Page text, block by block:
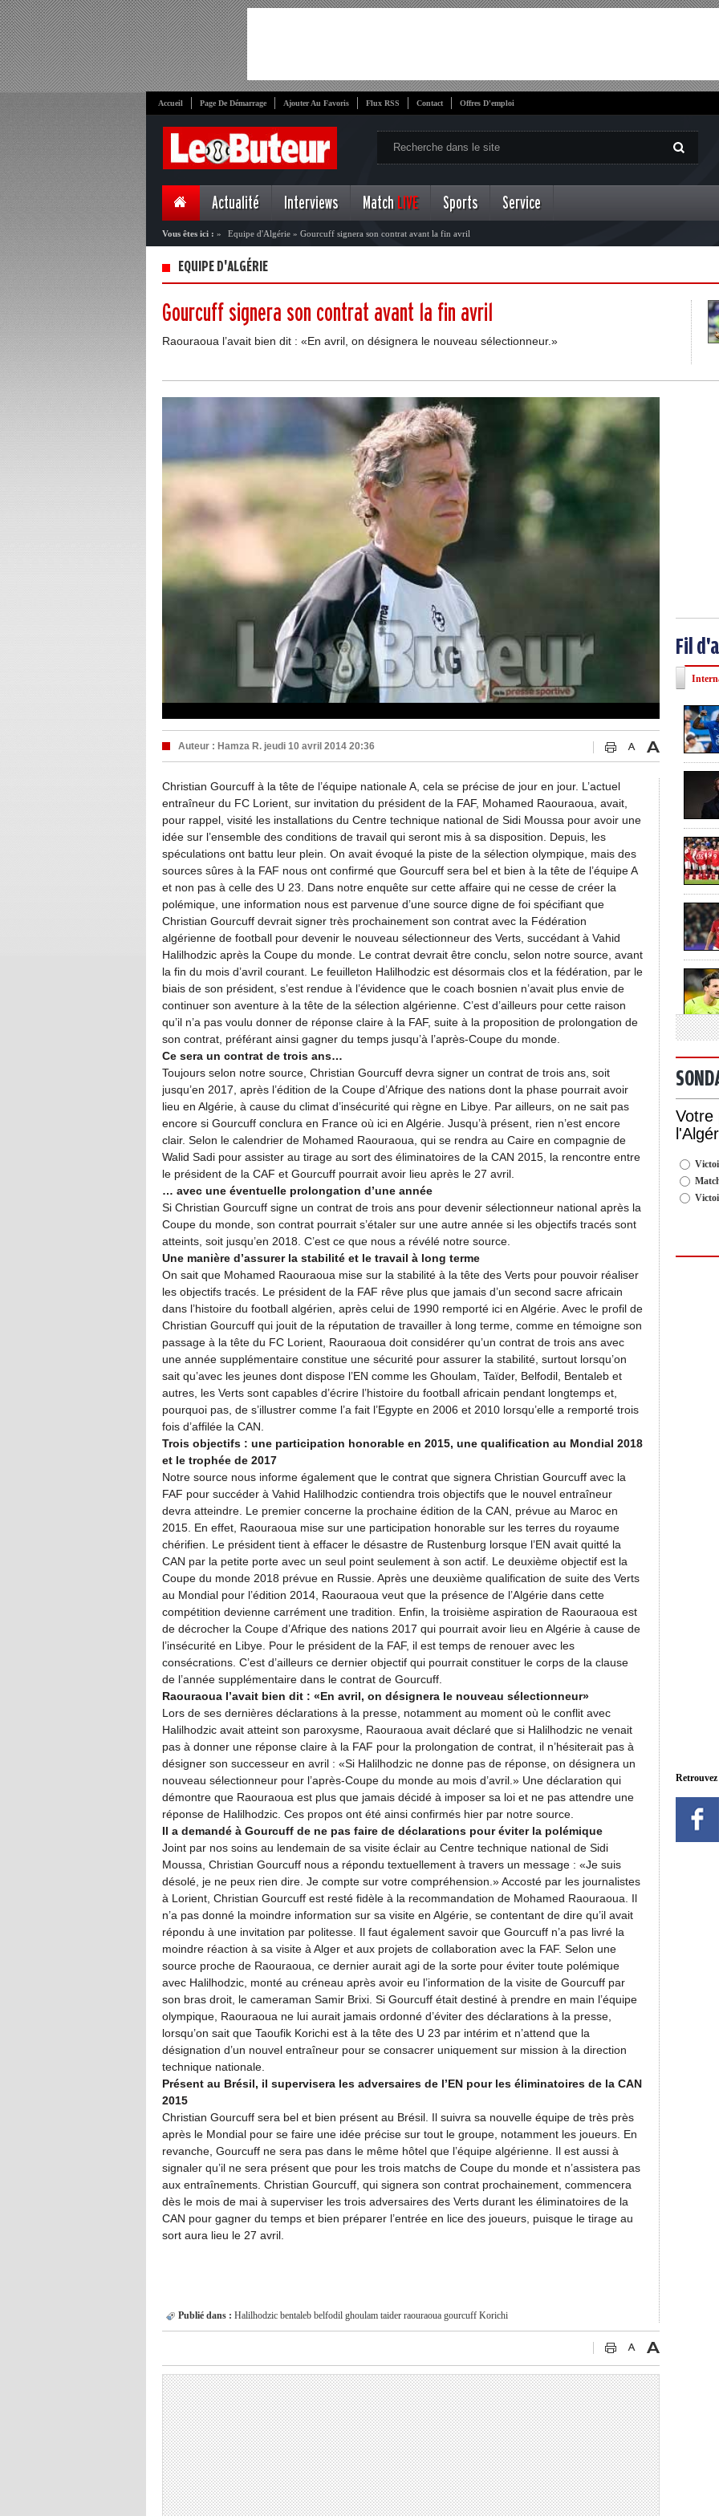
Accueil Page De Démarrage Ajouter Au Favoris Flux RSS Contact Offres D'emploi
Actualité Interviews Match LIVE Sports Service
Vous êtes ici : » Equipe d'Algérie » Gourcuff signera son contrat avant la fin avril
EQUIPE D'ALGÉRIE
Gourcuff signera son contrat avant la fin avril
Raouraoua l’avait bien dit : «En avril, on désignera le nouveau sélectionneur.»
Auteur : Hamza R. jeudi 10 avril 2014 20:36
Christian Gourcuff à la tête de l’équipe nationale A, cela se précise de jour en jour. L’actuel
entraîneur du FC Lorient, sur invitation du président de la FAF, Mohamed Raouraoua, avait,
pour rappel, visité les installations du Centre technique national de Sidi Moussa pour avoir une
idée sur l’ensemble des conditions de travail qui seront mis à sa disposition. Depuis, les
spéculations ont battu leur plein. On avait évoqué la piste de la sélection olympique, mais des
sources sûres à la FAF nous ont confirmé que Gourcuff sera bel et bien à la tête de l’équipe A
et non pas à celle des U 23. Dans notre enquête sur cette affaire qui ne cesse de créer la
polémique, une information nous est parvenue d’une source digne de foi spécifiant que
Christian Gourcuff devrait signer très prochainement son contrat avec la Fédération
algérienne de football pour devenir le nouveau sélectionneur des Verts, succédant à Vahid
Halilhodzic après la Coupe du monde. Le contrat devrait être conclu, selon notre source, avant
la fin du mois d’avril courant. Le feuilleton Halilhodzic est désormais clos et la fédération, par le
biais de son président, s’est rendue à l’évidence que le coach bosnien n’avait plus envie de
continuer son aventure à la tête de la sélection algérienne. C’est d’ailleurs pour cette raison
qu’il n’a pas voulu donner de réponse claire à la FAF, suite à la proposition de prolongation de
son contrat, préférant ainsi gagner du temps jusqu’à l’après-Coupe du monde.
Ce sera un contrat de trois ans…
Toujours selon notre source, Christian Gourcuff devra signer un contrat de trois ans, soit
jusqu’en 2017, après l’édition de la Coupe d’Afrique des nations dont la phase pourrait avoir
lieu en Algérie, à cause du climat d’insécurité qui règne en Libye. Par ailleurs, on ne sait pas
encore si Gourcuff conclura en France où ici en Algérie. Jusqu’à présent, rien n’est encore
clair. Selon le calendrier de Mohamed Raouraoua, qui se rendra au Caire en compagnie de
Walid Sadi pour assister au tirage au sort des éliminatoires de la CAN 2015, la rencontre entre
le président de la CAF et Gourcuff pourrait avoir lieu après le 27 avril.
… avec une éventuelle prolongation d’une année
Si Christian Gourcuff signe un contrat de trois ans pour devenir sélectionneur national après la
Coupe du monde, son contrat pourrait s’étaler sur une autre année si les objectifs tracés sont
atteints, soit jusqu’en 2018. C’est ce que nous a révélé notre source.
Une manière d’assurer la stabilité et le travail à long terme
On sait que Mohamed Raouraoua mise sur la stabilité à la tête des Verts pour pouvoir réaliser
les objectifs tracés. Le président de la FAF rêve plus que jamais d’un second sacre africain
dans l’histoire du football algérien, après celui de 1990 remporté ici en Algérie. Avec le profil de
Christian Gourcuff qui jouit de la réputation de travailler à long terme, comme en témoigne son
passage à la tête du FC Lorient, Raouraoua doit considérer qu’un contrat de trois ans avec
une année supplémentaire constitue une sécurité pour assurer la stabilité, surtout lorsqu’on
sait qu’avec les jeunes dont dispose l’EN comme les Ghoulam, Taïder, Belfodil, Bentaleb et
autres, les Verts sont capables d’écrire l’histoire du football africain pendant longtemps et,
pourquoi pas, de s’illustrer comme l’a fait l’Egypte en 2006 et 2010 lorsqu’elle a remporté trois
fois d’affilée la CAN.
Trois objectifs : une participation honorable en 2015, une qualification au Mondial 2018
et le trophée de 2017
Notre source nous informe également que le contrat que signera Christian Gourcuff avec la
FAF pour succéder à Vahid Halilhodzic contiendra trois objectifs que le nouvel entraîneur
devra atteindre. Le premier concerne la prochaine édition de la CAN, prévue au Maroc en
2015. En effet, Raouraoua mise sur une participation honorable sur les terres du royaume
chérifien. Le président tient à effacer le désastre de Rustenburg lorsque l’EN avait quitté la
CAN par la petite porte avec un seul point seulement à son actif. Le deuxième objectif est la
Coupe du monde 2018 prévue en Russie. Après une deuxième qualification de suite des Verts
au Mondial pour l’édition 2014, Raouraoua veut que la présence de l’Algérie dans cette
compétition devienne carrément une tradition. Enfin, la troisième aspiration de Raouraoua est
de décrocher la Coupe d’Afrique des nations 2017 qui pourrait avoir lieu en Algérie à cause de
l’insécurité en Libye. Pour le président de la FAF, il est temps de renouer avec les
consécrations. C’est d’ailleurs ce dernier objectif qui pourrait constituer le corps de la clause
de l’année supplémentaire dans le contrat de Gourcuff.
Raouraoua l’avait bien dit : «En avril, on désignera le nouveau sélectionneur»
Lors de ses dernières déclarations à la presse, notamment au moment où le conflit avec
Halilhodzic avait atteint son paroxysme, Raouraoua avait déclaré que si Halilhodzic ne venait
pas à donner une réponse claire à la FAF pour la prolongation de contrat, il n’hésiterait pas à
désigner son successeur en avril : «Si Halilhodzic ne donne pas de réponse, on désignera un
nouveau sélectionneur pour l’après-Coupe du monde au mois d’avril.» Une déclaration qui
démontre que Raouraoua est plus que jamais décidé à imposer sa loi et ne pas attendre une
réponse de Halilhodzic. Ces propos ont été ainsi confirmés hier par notre source.
Il a demandé à Gourcuff de ne pas faire de déclarations pour éviter la polémique
Joint par nos soins au lendemain de sa visite éclair au Centre technique national de Sidi
Moussa, Christian Gourcuff nous a répondu textuellement à travers un message : «Je suis
désolé, je ne peux rien dire. Je compte sur votre compréhension.» Accosté par les journalistes
à Lorient, Christian Gourcuff est resté fidèle à la recommandation de Mohamed Raouraoua. Il
n’a pas donné la moindre information sur sa visite en Algérie, se contentant de dire qu’il avait
répondu à une invitation par politesse. Il faut également savoir que Gourcuff n’a pas livré la
moindre réaction à sa visite à Alger et aux projets de collaboration avec la FAF. Selon une
source proche de Raouraoua, ce dernier aurait agi de la sorte pour éviter toute polémique
avec Halilhodzic, monté au créneau après avoir eu l’information de la visite de Gourcuff par
son bras droit, le cameraman Samir Brixi. Si Gourcuff était destiné à prendre en main l’équipe
olympique, Raouraoua ne lui aurait jamais ordonné d’éviter des déclarations à la presse,
lorsqu’on sait que Taoufik Korichi est à la tête des U 23 par intérim et n’attend que la
désignation d’un nouvel entraîneur pour se consacrer uniquement sur mission à la direction
technique nationale.
Présent au Brésil, il supervisera les adversaires de l’EN pour les éliminatoires de la CAN
2015
Christian Gourcuff sera bel et bien présent au Brésil. Il suivra sa nouvelle équipe de très près
après le Mondial pour se faire une idée précise sur tout le groupe, notamment les joueurs. En
revanche, Gourcuff ne sera pas dans le même hôtel que l’équipe algérienne. Il est aussi à
signaler qu’il ne sera présent que pour les trois matchs de Coupe du monde et n’assistera pas
aux entraînements. Christian Gourcuff, qui signera son contrat prochainement, commencera
dès le mois de mai à superviser les trois adversaires des Verts durant les éliminatoires de la
CAN pour gagner du temps et bien préparer l’entrée en lice des joueurs, puisque le tirage au
sort aura lieu le 27 avril.
Publié dans : Halilhodzic bentaleb belfodil ghoulam taider raouraoua gourcuff Korichi
Fil
Votre